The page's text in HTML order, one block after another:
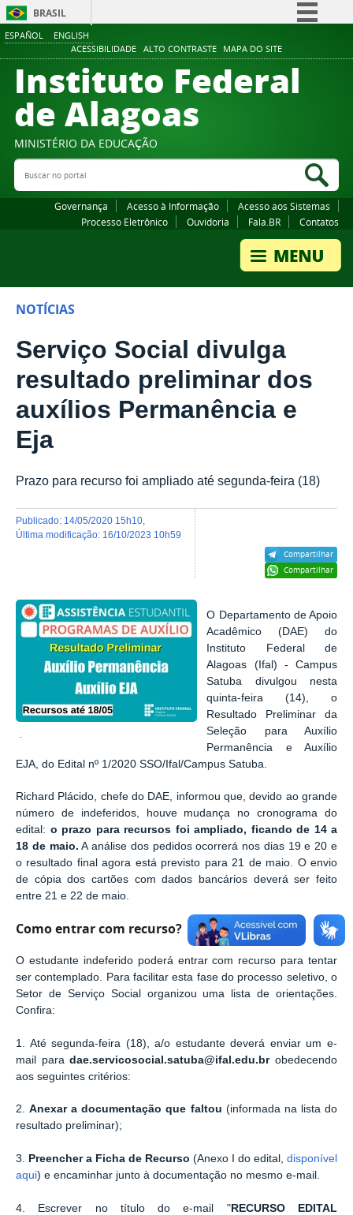
ESPAÑOL ENGLISH
ACESSIBILIDADE ALTO CONTRASTE MAPA DO SITE
BRASIL
Comunica BR
Participe
Canais
Instituto Federal
de Alagoas
MINISTÉRIO DA EDUCAÇÃO
Buscar no portal
Governança Acesso à Informação
Acesso aos Sistemas
Processo Eletrônico
Ouvidoria Fala.BR Contatos
NOTÍCIAS
Serviço Social divulga
resultado preliminar dos
auxílios Permanência e
Eja
Prazo para recurso foi ampliado até segunda-feira (18)
Compartilhar
Compartilhar
publicado: 14/05/2020 15h10
última modificação: 16/10/2023 10h59
.
O Departamento de Apoio
Acadêmico (DAE) do
Instituto Federal de
Alagoas (Ifal) - Campus
Satuba divulgou nesta
quinta-feira (14), o
Resultado Preliminar da
Seleção para Auxílio
Permanência e Auxílio
EJA, do Edital nº 1/2020 SSO/Ifal/Campus Satuba.
Richard Plácido, chefe do DAE, informou que, devido ao grande
número de indeferidos, houve mudança no cronograma do
edital: o prazo para recursos foi ampliado, ficando de 14 a
18 de maio. A análise dos pedidos ocorrerá nos dias 19 e 20 e
o resultado final agora está previsto para 21 de maio. O envio
de cópia dos cartões com dados bancários deverá ser feito
entre 21 e 22 de maio.
Como entrar com recurso?
O estudante indeferido poderá entrar com recurso para tentar
ser contemplado. Para facilitar esta fase do processo seletivo, o
Setor de Serviço Social organizou uma lista de orientações.
Confira:
1. Até segunda-feira (18), a/o estudante deverá enviar um e-
mail paradae.servicosocial.satuba@ifal.edu.brobedecendo
aos seguintes critérios:
2.Anexar a documentação que faltou (informada na lista do
resultado preliminar);
3. Preencher a Ficha de Recurso (Anexo I do edital, disponível
aqui) e encaminhar junto à documentação no mesmo e-mail.
4. Escrever no título do e-mail "RECURSO EDITAL